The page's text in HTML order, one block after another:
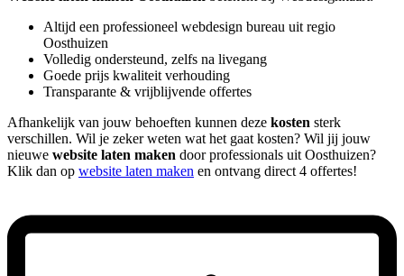
Altijd een professioneel webdesign bureau uit regio
Oosthuizen
Volledig ondersteund, zelfs na livegang
Goede prijs kwaliteit verhouding
Transparante & vrijblijvende offertes
Afhankelijk van jouw behoeften kunnen deze kosten sterk
verschillen. Wil je zeker weten wat het gaat kosten? Wil jij jouw
nieuwe website laten maken door professionals uit Oosthuizen?
Klik dan op website laten maken en ontvang direct 4 offertes!